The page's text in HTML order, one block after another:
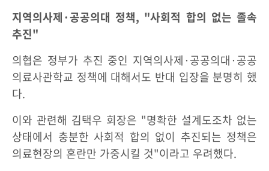
지역의사제·공공의대 정책, "사회적 합의 없는 졸속
추진"
의협은 정부가 추진 중인 지역의사제·공공의대·공공
의료사관학교 정책에 대해서도 반대 입장을 분명히 했
다.
이와 관련해 김택우 회장은 "명확한 설계도조차 없는
상태에서 충분한 사회적 합의 없이 추진되는 정책은
의료현장의 혼란만 가중시킬 것"이라고 우려했다.